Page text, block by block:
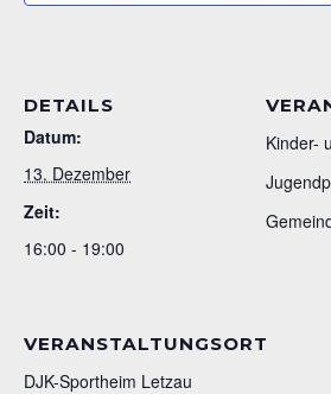
DETAILS
Datum:
13. Dezember
Zeit:
16:00 - 19:00
Kinder-
VERANSTALTUNGSORT
DJK-Sportheim Letzau